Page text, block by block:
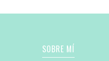
SOBRE MÍ